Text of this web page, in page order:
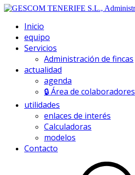
Inicio
equipo
Servicios
Administración de fincas
actualidad
agenda
🔒 Área de colaboradores
utilidades
enlaces de interés
Calculadoras
modelos
Contacto